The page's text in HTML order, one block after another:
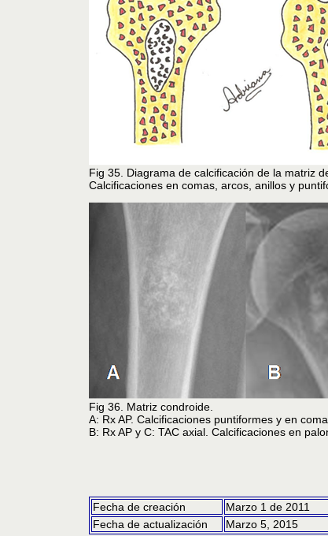
Fig 35. Diagrama de calcificación de la matriz
Calcificaciones en comas, arcos, anillos y
Fig 36. Matriz condroide.
A: Rx AP. Calcificaciones puntiformes y en
B: Rx AP y C: TAC axial. Calcificaciones en
Fecha de creación
Marzo 1 de 2011
Fecha de actualización
Marzo 5, 2015